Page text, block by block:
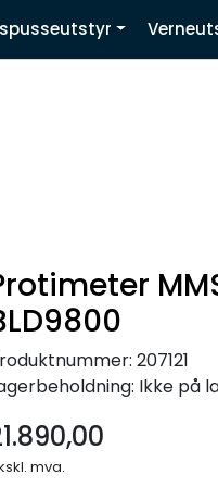
207121
Ikke på
mva.